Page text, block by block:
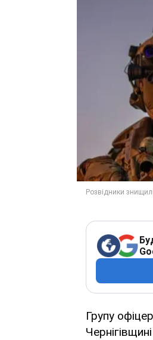
Групу
Чернігівщині